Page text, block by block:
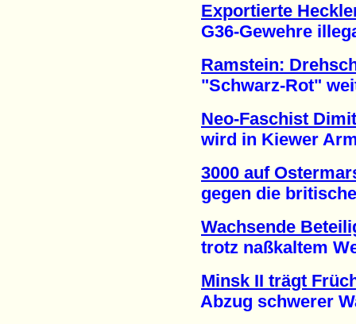
Exportierte
G36-Gewehre
Ramstein:
"Schwarz-Rot"
Neo-Faschist
wird in Kiewer
3000 auf
gegen die britische
Wachsende
trotz naßkaltem
Minsk II trägt
Abzug schwerer